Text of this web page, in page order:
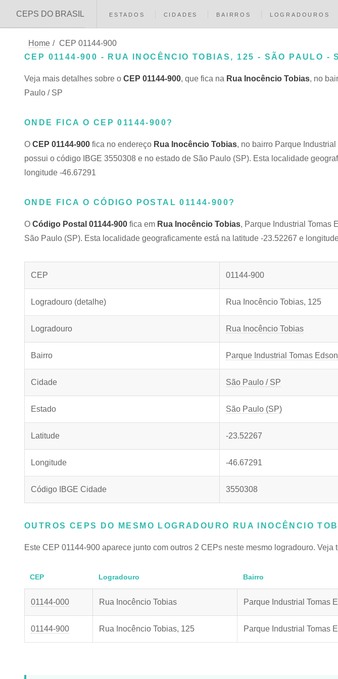
CEPS DO BRASIL ESTADOS CIDADES BAIRROS LOGRADOUROS
Home / CEP 01144-900
CEP 01144-900 - RUA INOCÊNCIO TOBIAS, 125 - SÃO PAULO -
Veja mais detalhes sobre o CEP 01144-900, que fica na Rua Inocêncio Tobias, no
Paulo / SP
ONDE FICA O CEP 01144-900?
O CEP 01144-900 fica no endereço Rua Inocêncio Tobias, no bairro Parque
possui o código IBGE 3550308 e no estado de São Paulo (SP). Esta localidade
longitude -46.67291
ONDE FICA O CÓDIGO POSTAL 01144-900?
O Código Postal 01144-900 fica em Rua Inocêncio Tobias, Parque Industrial Tomas
São Paulo (SP). Esta localidade geograficamente está na latitude -23.52267 e
CEP 01144-900
Logradouro (detalhe) Rua Inocêncio Tobias, 125
Logradouro Rua Inocêncio Tobias
Bairro Parque Industrial Tomas Edson
Cidade São Paulo / SP
Estado São Paulo (SP)
Latitude -23.52267
Longitude -46.67291
Código IBGE Cidade 3550308
OUTROS CEPS DO MESMO LOGRADOURO RUA INOCÊNCIO
Este CEP 01144-900 aparece junto com outros 2 CEPs neste mesmo logradouro. Veja
CEP Logradouro Bairro
01144-000 Rua Inocêncio Tobias Parque Industrial Tomas
01144-900 Rua Inocêncio Tobias, 125 Parque Industrial Tomas